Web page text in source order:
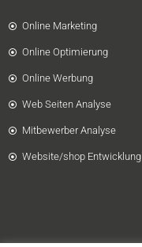
Online Marketing
Online Optimierung
Online Werbung
Web Seiten Analyse
Mitbewerber Analyse
Website/shop Entwicklung